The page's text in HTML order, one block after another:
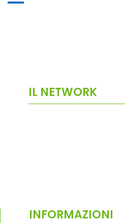
IL NETWORK
INFORMAZIONI